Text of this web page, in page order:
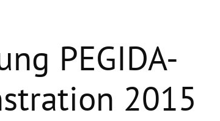
PEGIDA-
2015